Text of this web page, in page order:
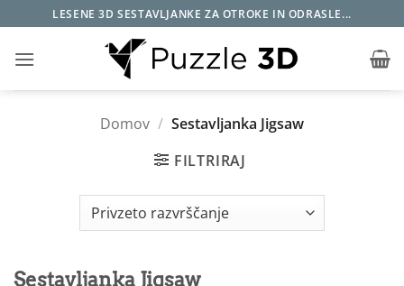
na
vsebino
LESENE 3D SESTAVLJANKE ZA OTROKE IN ODRASLE...
Domov / Sestavljanka Jigsaw
FILTRIRAJ
Sestavljanka Jigsaw